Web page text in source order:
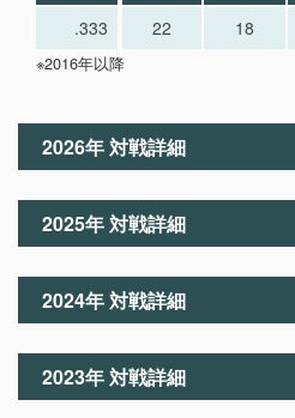
.333
22 18
※2016年以降
2026年 対戦詳細
2025年 対戦詳細
2024年 対戦詳細
2023年 対戦詳細